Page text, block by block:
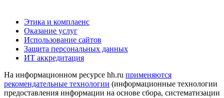
Этика и комплаенс
Оказание услуг
Использование сайтов
Защита персональных данных
ИТ аккредитация
На информационном ресурсе hh.ru применяются
рекомендательные технологии (информационные технологии
предоставления информации на основе сбора, систематизации